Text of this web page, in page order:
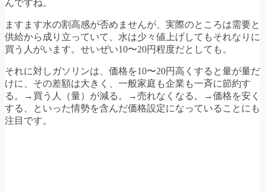
んですね。
ますます水の割高感が否めませんが、実際のところは需要と
供給から成り立っていて、水は少々値上げしてもそれなりに
買う人がいます。せいぜい10〜20円程度だとしても。
それに対しガソリンは、価格を10〜20円高くすると量が量だ
けに、その差額は大きく、一般家庭も企業も一斉に節約す
る。→買う人（量）が減る。→売れなくなる。→価格を安く
する、といった情勢を含んだ価格設定になっていることにも
注目です。